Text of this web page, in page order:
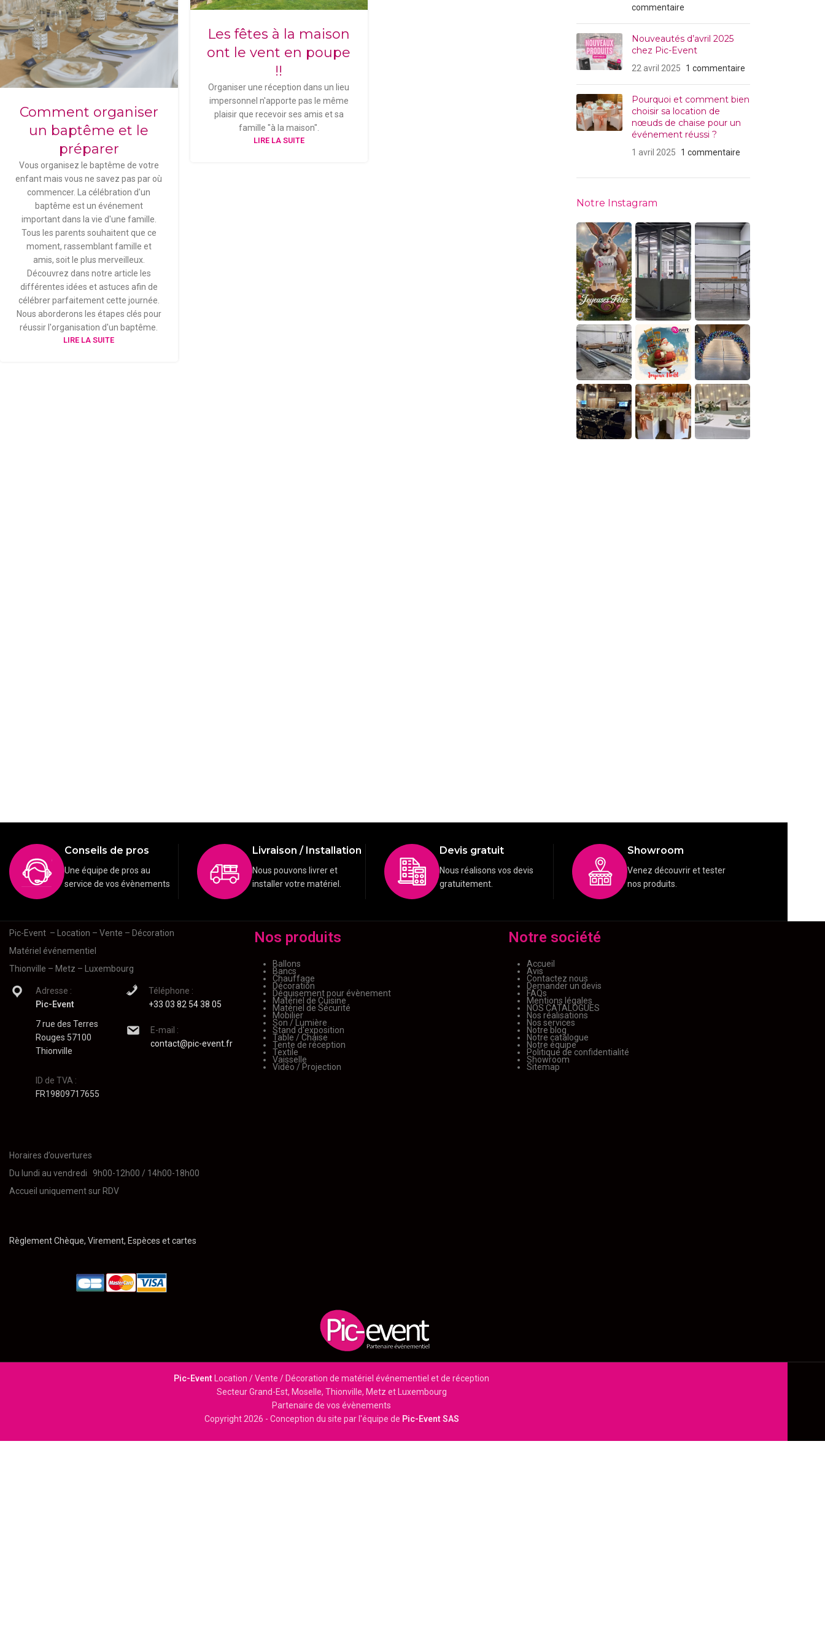
Comment organiser
un baptême et le
préparer
Vous organisez le baptême de votre
enfant mais vous ne savez pas par où
commencer. La célébration d'un
baptême est un événement
important dans la vie d'une famille.
Tous les parents souhaitent que ce
moment, rassemblant famille et
amis, soit le plus merveilleux.
Découvrez dans notre article les
différentes idées et astuces afin de
célébrer parfaitement cette journée.
Nous aborderons les étapes clés pour
réussir l'organisation d'un baptême.
LIRE LA SUITE
Les fêtes à la maison
ont le vent en poupe
!!
Organiser une réception dans un lieu
impersonnel n'apporte pas le même
plaisir que recevoir ses amis et sa
famille "à la maison".
LIRE LA SUITE
commentaire
Nouveautés d’avril 2025
chez Pic-Event
22 avril 2025 1 commentaire
Pourquoi et comment bien
choisir sa location de
nœuds de chaise pour un
événement réussi ?
1 avril 2025 1 commentaire
Notre Instagram
Conseils de pros
Une équipe de pros au
service de vos évènements
Livraison / Installation
Nous pouvons livrer et
installer votre matériel.
Devis gratuit
Nous réalisons vos devis
gratuitement.
Showroom
Venez découvrir et tester
nos produits.
Pic-Event – Location – Vente – Décoration
Matériel événementiel
Thionville – Metz – Luxembourg
Adresse :
Pic-Event
7 rue des Terres
Rouges 57100
Thionville
ID de TVA :
FR19809717655
Téléphone :
+33 03 82 54 38 05
E-mail :
contact@pic-event.fr
Horaires d’ouvertures
Du lundi au vendredi 9h00-12h00 / 14h00-18h00
Accueil uniquement sur RDV
Règlement Chèque, Virement, Espèces et cartes
Nos produits
Ballons
Bancs
Chauffage
Décoration
Déguisement pour évènement
Matériel de Cuisine
Matériel de Sécurité
Mobilier
Son / Lumière
Stand d'exposition
Table / Chaise
Tente de réception
Textile
Vaisselle
Vidéo / Projection
Notre société
Accueil
Avis
Contactez nous
Demander un devis
FAQs
Mentions légales
NOS CATALOGUES
Nos réalisations
Nos services
Notre blog
Notre catalogue
Notre équipe
Politique de confidentialité
Showroom
Sitemap
Pic-Event Location / Vente / Décoration de matériel événementiel et de réception
Secteur Grand-Est, Moselle, Thionville, Metz et Luxembourg
Partenaire de vos évènements
Copyright 2026 - Conception du site par l'équipe de Pic-Event SAS